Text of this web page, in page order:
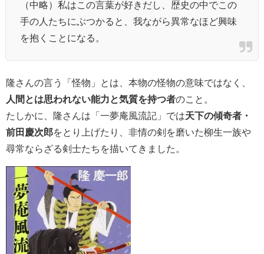
（中略）私はこの言葉が好きだし、歴史の中でこの
手の人たちにぶつかると、我ながら異常なほど興味
を抱くことになる。
隆さんの言う「怪物」とは、本物の怪物の意味ではなく、
人間とは思われない能力と気質を持つ者のこと。
たしかに、隆さんは「一夢庵風流記」では天下の傾奇者・
前田慶次郎をとり上げたり、非情の剣を磨いた柳生一族や
尋常ならざる剣士たちを描いてきました。